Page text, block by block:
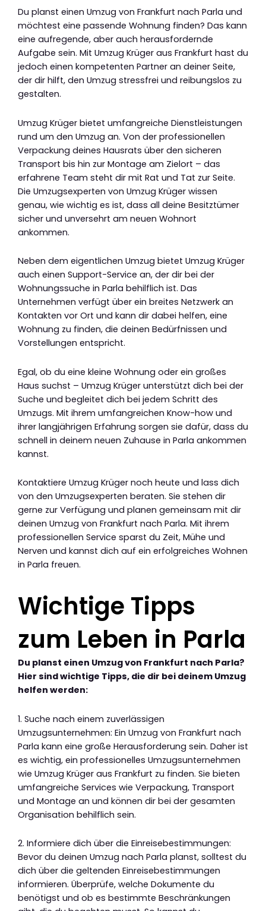
Du planst einen Umzug von Frankfurt nach Parla und
möchtest eine passende Wohnung finden? Das kann
eine aufregende, aber auch herausfordernde
Aufgabe sein. Mit Umzug Krüger aus Frankfurt hast du
jedoch einen kompetenten Partner an deiner Seite,
der dir hilft, den Umzug stressfrei und reibungslos zu
gestalten.
Umzug Krüger bietet umfangreiche Dienstleistungen
rund um den Umzug an. Von der professionellen
Verpackung deines Hausrats über den sicheren
Transport bis hin zur Montage am Zielort – das
erfahrene Team steht dir mit Rat und Tat zur Seite.
Die Umzugsexperten von Umzug Krüger wissen
genau, wie wichtig es ist, dass all deine Besitztümer
sicher und unversehrt am neuen Wohnort
ankommen.
Neben dem eigentlichen Umzug bietet Umzug Krüger
auch einen Support-Service an, der dir bei der
Wohnungssuche in Parla behilflich ist. Das
Unternehmen verfügt über ein breites Netzwerk an
Kontakten vor Ort und kann dir dabei helfen, eine
Wohnung zu finden, die deinen Bedürfnissen und
Vorstellungen entspricht.
Egal, ob du eine kleine Wohnung oder ein großes
Haus suchst – Umzug Krüger unterstützt dich bei der
Suche und begleitet dich bei jedem Schritt des
Umzugs. Mit ihrem umfangreichen Know-how und
ihrer langjährigen Erfahrung sorgen sie dafür, dass du
schnell in deinem neuen Zuhause in Parla ankommen
kannst.
Kontaktiere Umzug Krüger noch heute und lass dich
von den Umzugsexperten beraten. Sie stehen dir
gerne zur Verfügung und planen gemeinsam mit dir
deinen Umzug von Frankfurt nach Parla. Mit ihrem
professionellen Service sparst du Zeit, Mühe und
Nerven und kannst dich auf ein erfolgreiches Wohnen
in Parla freuen.
Wichtige Tipps
zum Leben in Parla
Du planst einen Umzug von Frankfurt nach Parla?
Hier sind wichtige Tipps, die dir bei deinem Umzug
helfen werden:
1. Suche nach einem zuverlässigen
Umzugsunternehmen: Ein Umzug von Frankfurt nach
Parla kann eine große Herausforderung sein. Daher ist
es wichtig, ein professionelles Umzugsunternehmen
wie Umzug Krüger aus Frankfurt zu finden. Sie bieten
umfangreiche Services wie Verpackung, Transport
und Montage an und können dir bei der gesamten
Organisation behilflich sein.
2. Informiere dich über die Einreisebestimmungen:
Bevor du deinen Umzug nach Parla planst, solltest du
dich über die geltenden Einreisebestimmungen
informieren. Überprüfe, welche Dokumente du
benötigst und ob es bestimmte Beschränkungen